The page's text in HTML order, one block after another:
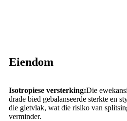
Eiendom
Isotropiese versterking:Die
drade bied gebalanseerde sterkte en
die gietvlak, wat die risiko van
verminder.